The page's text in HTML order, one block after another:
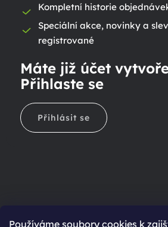
Používáme soubory cookies k
Kompletní historie
Speciální akce, novinky a
registrované
Máte již účet
Přihlaste se
Přihlásit se
Ještě nemáte účet?